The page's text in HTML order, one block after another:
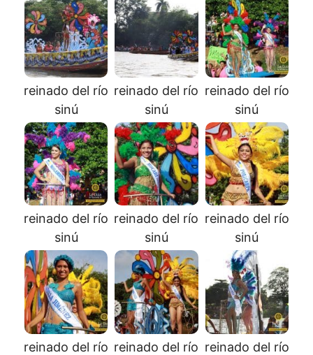
reinado del río
sinú
reinado del río
sinú
reinado del río
sinú
reinado del río
sinú
reinado del río
sinú
reinado del río
sinú
reinado del río reinado del río reinado del río